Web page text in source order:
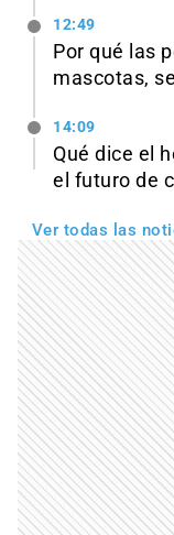
12:49
Por qué las
mascotas,
14:09
Qué dice el
el futuro de
Ver todas las